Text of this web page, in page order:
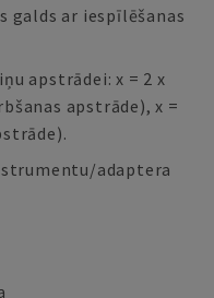
galds ar iespīlēšanas
apstrādei: x = 2 x
apstrāde), x =
adaptera